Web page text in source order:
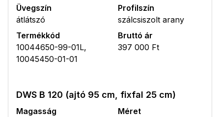
Üvegszín
átlátszó
Profilszín
szálcsiszolt arany
Termékkód
10044650-99-01L,
10045450-01-01
Bruttó ár
397 000 Ft
DWS B 120 (ajtó 95 cm, fixfal 25 cm)
Magasság
Méret